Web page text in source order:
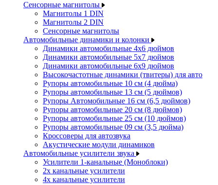
Сенсорные магнитолы
Магнитолы 1 DIN
Магнитолы 2 DIN
Сенсорные магнитолы
Автомобильные динамики и колонки
Динамики автомобильные 4x6 дюймов
Динамики автомобильные 5x7 дюймов
Динамики автомобильные 6x9 дюймов
Высокочастотные динамики (твитеры) для авто
Рупоры автомобильные 10 см (4 дюйма)
Рупоры автомобильные 13 см (5 дюймов)
Рупоры Автомобильные 16 см (6,5 дюймов)
Рупоры автомобильные 20 см (8 дюймов)
Рупоры автомобильные 25 см (10 дюймов)
Рупоры автомобильные 09 см (3,5 дюйма)
Кроссоверы для автозвука
Акустические модули динамиков
Автомобильные усилители звука
Усилители 1-канальные (Моноблоки)
2х канальные усилители
4х канальные усилители